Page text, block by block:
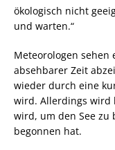
ökologisch nicht
und warten.“
Meteorologen sehen
absehbarer Zeit
wieder durch eine
wird. Allerdings wird
wird, um den See zu
begonnen hat.